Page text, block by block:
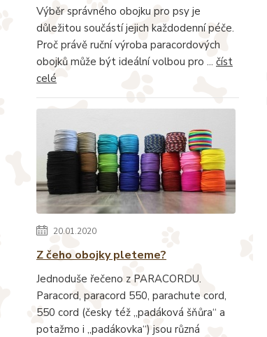
Výběr správného obojku pro psy je
důležitou součástí jejich každodenní péče.
Proč právě ruční výroba paracordových
obojků může být ideální volbou pro ... číst
celé
20.01.2020
Z čeho obojky pleteme?
Jednoduše řečeno z PARACORDU.
Paracord, paracord 550, parachute cord,
550 cord (česky též „padáková šňůra“ a
potažmo i „padákovka“) jsou různá